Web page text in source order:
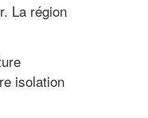
La région
isolation